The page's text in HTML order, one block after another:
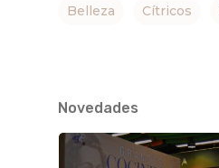
Belleza Cítricos
Novedades